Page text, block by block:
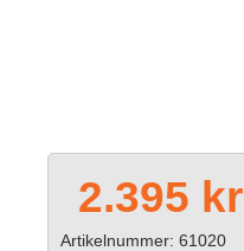
2.395 kr
Artikelnummer: 61020